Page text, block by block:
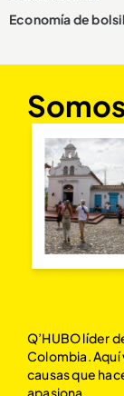
Economía de
Q’HUBO líder
Colombia. Aquí
causas que
apasiona..